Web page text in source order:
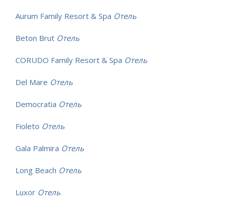
Aurum Family Resort & Spa Отель
Beton Brut Отель
CORUDO Family Resort & Spa Отель
Del Mare Отель
Democratia Отель
Fioleto Отель
Gala Palmira Отель
Long Beach Отель
Luxor Отель